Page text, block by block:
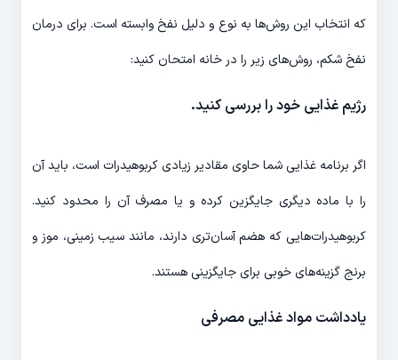
که انتخاب این روش‌­ها به نوع و دلیل نفخ وابسته است. برای درمان
نفخ شکم، روش­‌های زیر را در خانه امتحان کنید:
رژیم غذایی خود را بررسی کنید.
اگر برنامه غذایی شما حاوی مقادیر زیادی کربوهیدرات است، باید آن
را با ماده دیگری جایگزین کرده و یا مصرف آن را محدود کنید.
کربوهیدرات­‌هایی که هضم آسان­‌تری دارند، مانند سیب زمینی، موز و
برنج گزینه‌­های خوبی برای جایگزینی هستند.
یادداشت مواد غذایی مصرفی